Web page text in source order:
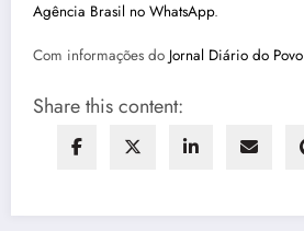
Agência Brasil no WhatsApp.
Com informações do Jornal Diário do Povo
Share this content: